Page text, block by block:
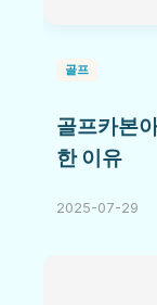
골프
골프카본
한 이유
2025-07-29